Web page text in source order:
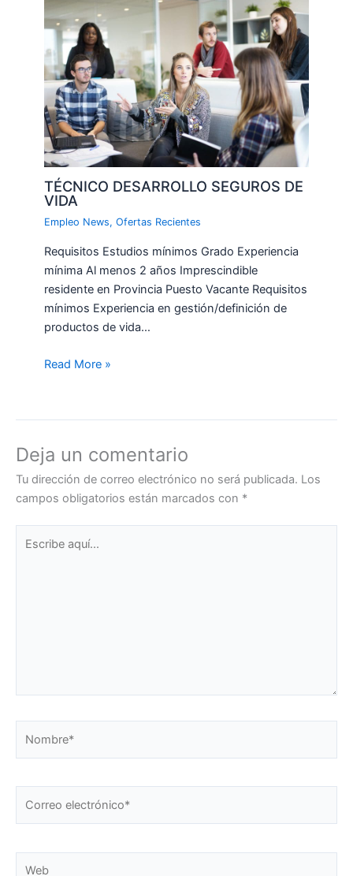
TÉCNICO DESARROLLO SEGUROS DE
VIDA
Empleo News,Ofertas Recientes
Requisitos Estudios mínimos Grado Experiencia
mínima Al menos 2 años Imprescindible
residente en Provincia Puesto Vacante Requisitos
mínimos Experiencia en gestión/definición de
productos de vida…
Read More »
Deja un comentario
Tu dirección de correo electrónico no será publicada. Los
campos obligatorios están marcados con *
aquí...
electrónico*